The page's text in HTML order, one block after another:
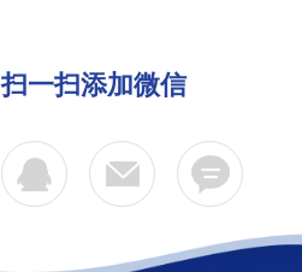
扫一扫添加微信